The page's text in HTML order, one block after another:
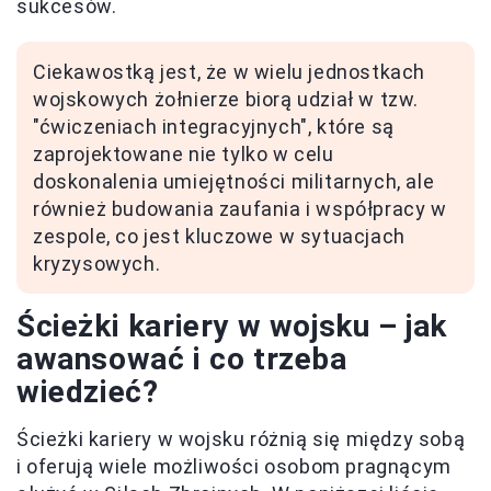
sukcesów.
Ciekawostką jest, że w wielu jednostkach
wojskowych żołnierze biorą udział w tzw.
"ćwiczeniach integracyjnych", które są
zaprojektowane nie tylko w celu
doskonalenia umiejętności militarnych, ale
również budowania zaufania i współpracy w
zespole, co jest kluczowe w sytuacjach
kryzysowych.
Ścieżki kariery w wojsku – jak
awansować i co trzeba
wiedzieć?
Ścieżki kariery w wojsku różnią się między sobą
i oferują wiele możliwości osobom pragnącym